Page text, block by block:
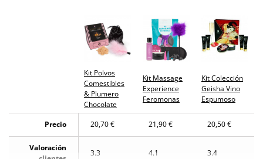
El martes 11 de agosto (fecha estimada)
Kit Polvos
Comestibles
& Plumero
Chocolate
Kit Massage
Experience
Feromonas
Kit Colección
Geisha Vino
Espumoso
Precio 20,70 € 21,90 € 20,50 €
Valoración
3.3 4.1 3.4